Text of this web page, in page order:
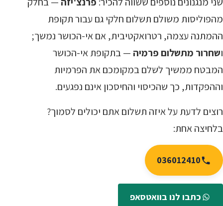
מהפוליסות משולם תשלום חלקי גם עבור תקופת
ההמתנה עצמה, רטרואקטיבית, אם אי-הכושר נמשך;
ושחרור מתשלום פרמיה — בתקופת אי-הכושר
המבטח ממשיך לשלם במקומכם את הפרמיות
וההפקדות, כך שהכיסוי והחיסכון אינם נפגעים.
רוצים לדעת על איזה תשלום אתם יכולים לסמוך?
בלחיצה אחת:
036012410
כתבו לנו בוואטסאפ